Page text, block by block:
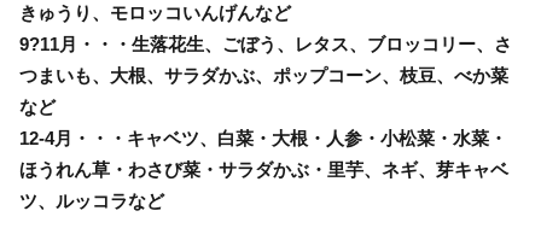
きゅうり、モロッコいんげんなど
9?11月・・・生落花生、ごぼう、レタス、ブロッコリー、さ
つまいも、大根、サラダかぶ、ポップコーン、枝豆、べか菜
など
12-4月・・・キャベツ、白菜・大根・人参・小松菜・水菜・
ほうれん草・わさび菜・サラダかぶ・里芋、ネギ、芽キャベ
ツ、ルッコラなど